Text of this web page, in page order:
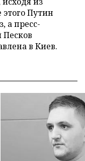
Путин
а пресс-
в Киев.